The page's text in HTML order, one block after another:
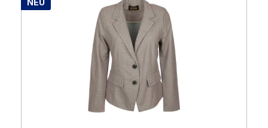
NEU